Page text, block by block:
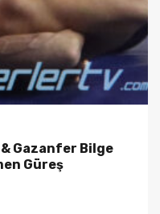
Gazanfer Bilge
Güreş